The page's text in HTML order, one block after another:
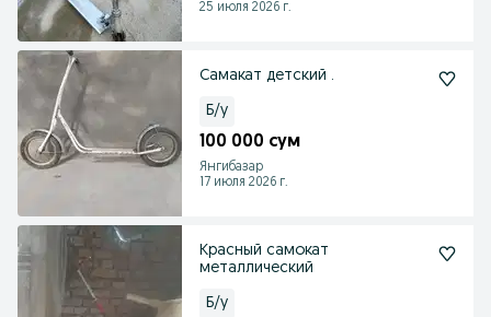
25 июля 2026 г.
Самакат детский .
Б/у
100 000 сум
Янгибазар
17 июля 2026 г.
Красный самокат
металлический
Б/у